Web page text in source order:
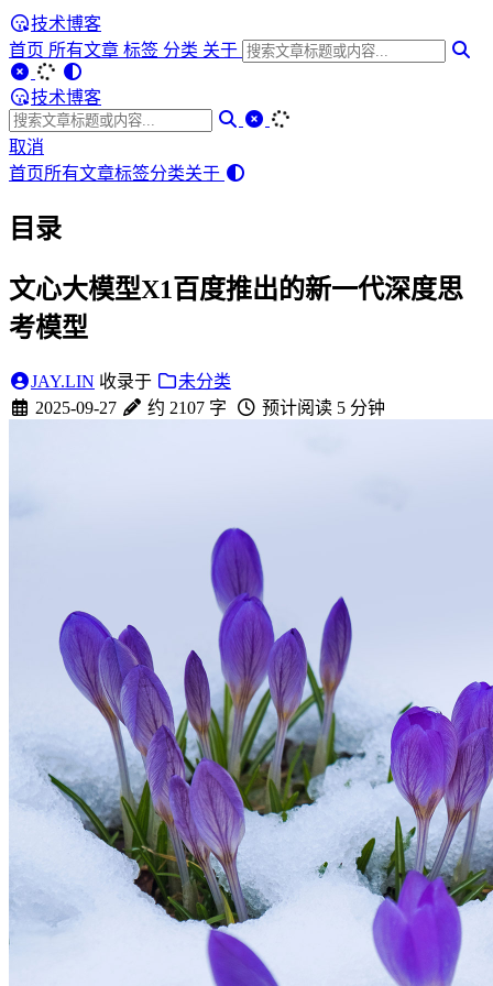
技术博客
首页 所有文章 标签 分类 关于
技术博客
取消
首页所有文章标签分类关于
目录
文心大模型X1百度推出的新一代深度思
考模型
JAY.LIN 收录于
未分类
2025-09-27
约 2107 字 预计阅读 5 分钟